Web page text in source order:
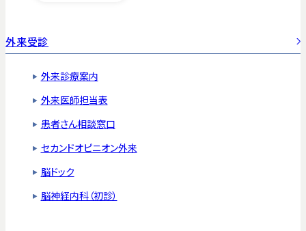
外来受診
外来診療案内
外来医師担当表
患者さん相談窓口
セカンドオピニオン外来
脳ドック
脳神経内科（初診）